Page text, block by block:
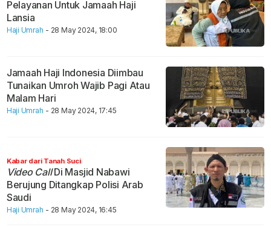
Pelayanan Untuk Jamaah Haji
Lansia
Haji Umrah - 28 May 2024, 18:00
Jamaah Haji Indonesia Diimbau
Tunaikan Umroh Wajib Pagi Atau
Malam Hari
Haji Umrah - 28 May 2024, 17:45
Kabar dari Tanah Suci
Video CallDi Masjid Nabawi
Berujung Ditangkap Polisi Arab
Saudi
Haji Umrah - 28 May 2024, 16:45